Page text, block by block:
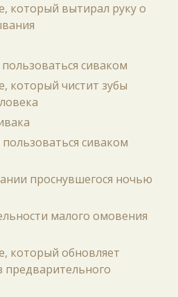
который вытирал руку о
сиваком
который чистит зубы
сиваком
проснувшегося ночью
малого омовения
который обновляет
предварительного